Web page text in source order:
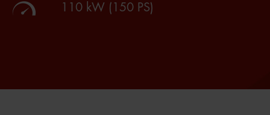
110 kW (150 PS)